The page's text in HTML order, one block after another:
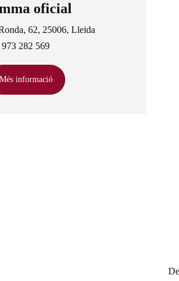
oficial
62, 25006, Lleida
973 282 569
Més informació